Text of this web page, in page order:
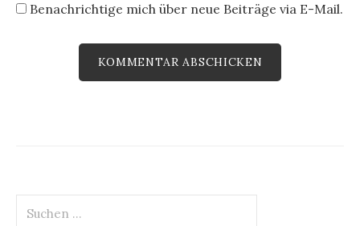
Benachrichtige mich über neue Beiträge via E-Mail.
nach: